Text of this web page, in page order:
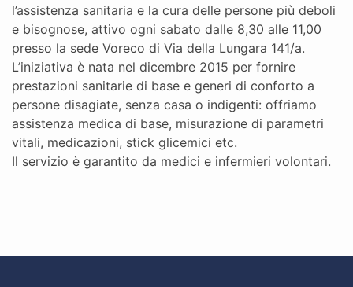
l’assistenza sanitaria e la cura delle persone più deboli
e bisognose, attivo ogni sabato dalle 8,30 alle 11,00
presso la sede Voreco di Via della Lungara 141/a.
L’iniziativa è nata nel dicembre 2015 per fornire
prestazioni sanitarie di base e generi di conforto a
persone disagiate, senza casa o indigenti: offriamo
assistenza medica di base, misurazione di parametri
vitali, medicazioni, stick glicemici etc.
Il servizio è garantito da medici e infermieri volontari.